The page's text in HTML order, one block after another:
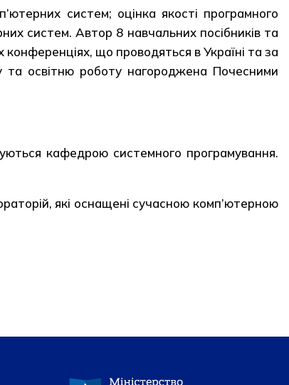
систем; оцінка якості програмного
систем. Автор 8 навчальних посібників та
що проводяться в Україні та за
та освітню роботу нагороджена Почесними
кафедрою системного програмування.
які оснащені сучасною комп’ютерною